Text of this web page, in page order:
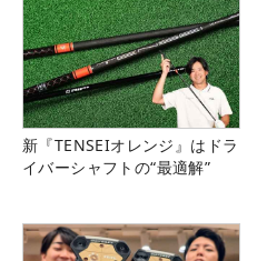
新『TENSEIオレンジ』はドラ
イバーシャフトの“最適解”